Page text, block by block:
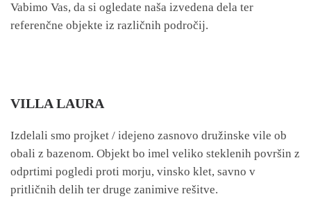
Vabimo Vas, da si ogledate naša izvedena dela ter
referenčne objekte iz različnih področij.
VILLA LAURA
Izdelali smo projket / idejeno zasnovo družinske vile ob
obali z bazenom. Objekt bo imel veliko steklenih površin z
odprtimi pogledi proti morju, vinsko klet, savno v
pritličnih delih ter druge zanimive rešitve.